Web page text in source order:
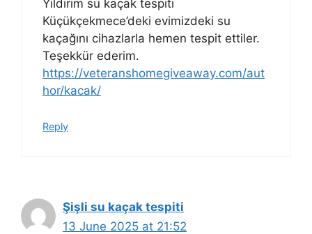
Yıldırım su kaçak tespiti
Küçükçekmece’deki evimizdeki su
kaçağını cihazlarla hemen tespit ettiler.
Teşekkür ederim.
https://veteranshomegiveaway.com/aut
hor/kacak/
Reply
Şişli su kaçak tespiti
13 June 2025 at 21:52